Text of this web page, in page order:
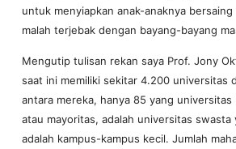
untuk menyiapkan anak-anaknya bersaing
malah terjebak dengan bayang-bayang
Mengutip tulisan rekan saya Prof. Jony
saat ini memiliki sekitar 4.200 universitas
antara mereka, hanya 85 yang
atau mayoritas, adalah universitas swasta
adalah kampus-kampus kecil. Jumlah